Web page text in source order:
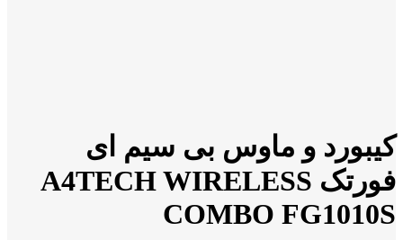
کیبورد و ماوس بی سیم ای
فورتک A4TECH WIRELESS
COMBO FG1010S